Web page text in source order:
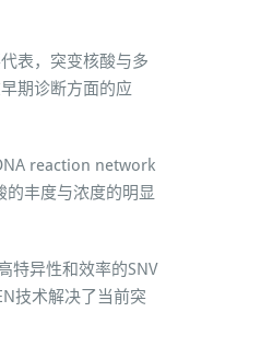
表，突变核酸与多
期诊断方面的应
reaction network
丰度与浓度的明显
特异性和效率的SNV
技术解决了当前突